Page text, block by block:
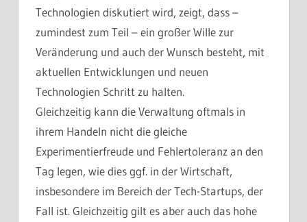
Technologien diskutiert wird, zeigt, dass –
zumindest zum Teil – ein großer Wille zur
Veränderung und auch der Wunsch besteht, mit
aktuellen Entwicklungen und neuen
Technologien Schritt zu halten.
Gleichzeitig kann die Verwaltung oftmals in
ihrem Handeln nicht die gleiche
Experimentierfreude und Fehlertoleranz an den
Tag legen, wie dies ggf. in der Wirtschaft,
insbesondere im Bereich der Tech-Startups, der
Fall ist. Gleichzeitig gilt es aber auch das hohe